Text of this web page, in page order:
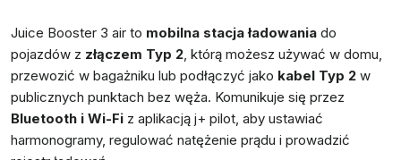
Juice Booster 3 air to mobilna stacja ładowania do
pojazdów z złączem Typ 2, którą możesz używać w domu,
przewozić w bagażniku lub podłączyć jako kabel Typ 2 w
publicznych punktach bez węża. Komunikuje się przez
Bluetooth i Wi-Fi z aplikacją j+ pilot, aby ustawiać
harmonogramy, regulować natężenie prądu i prowadzić